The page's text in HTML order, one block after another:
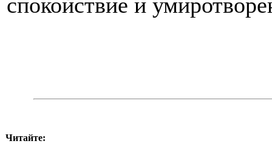
спокойствие и
Читайте: